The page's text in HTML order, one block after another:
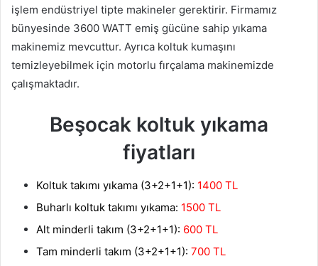
işlem endüstriyel tipte makineler gerektirir. Firmamız
bünyesinde 3600 WATT emiş gücüne sahip yıkama
makinemiz mevcuttur. Ayrıca koltuk kumaşını
temizleyebilmek için motorlu fırçalama makinemizde
çalışmaktadır.
Beşocak koltuk yıkama
fiyatları
Koltuk takımı yıkama (3+2+1+1): 1400 TL
Buharlı koltuk takımı yıkama: 1500 TL
Alt minderli takım (3+2+1+1): 600 TL
Tam minderli takım (3+2+1+1): 700 TL